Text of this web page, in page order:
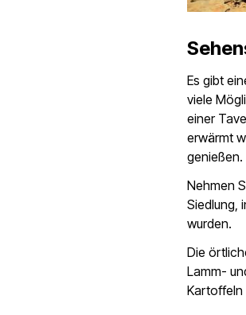
Es gibt
viele
einer
erwärmt
genießen.
Nehmen
Siedlung,
wurden.
Die
Lamm-
Kartoffeln